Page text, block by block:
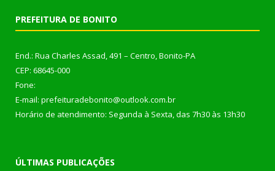
PREFEITURA DE BONITO
End.: Rua Charles Assad, 491 – Centro, Bonito-PA
CEP: 68645-000
Fone:
E-mail: prefeituradebonito@outlook.com.br
Horário de atendimento: Segunda à Sexta, das 7h30 às 13h30
ÚLTIMAS PUBLICAÇÕES